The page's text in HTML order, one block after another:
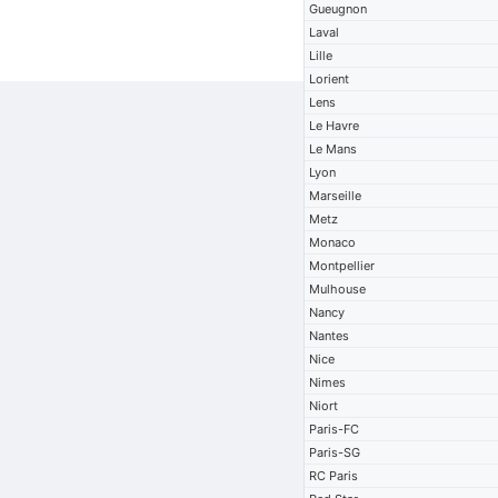
Gueugnon
Laval
Lille
Lorient
Lens
Le Havre
Le Mans
Lyon
Marseille
Metz
Monaco
Montpellier
Mulhouse
Nancy
Nantes
Nice
Nimes
Niort
Paris-FC
Paris-SG
RC Paris